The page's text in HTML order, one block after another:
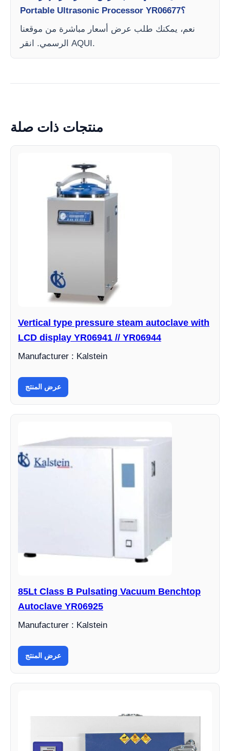
Portable Ultrasonic Processor YR06677؟
نعم، يمكنك طلب عرض أسعار مباشرة من موقعنا
الرسمي. انقر AQUI.
منتجات ذات صلة
Vertical type pressure steam autoclave with
LCD display YR06941 // YR06944
Manufacturer : Kalstein
عرض المنتج
85Lt Class B Pulsating Vacuum Benchtop
Autoclave YR06925
Manufacturer : Kalstein
عرض المنتج